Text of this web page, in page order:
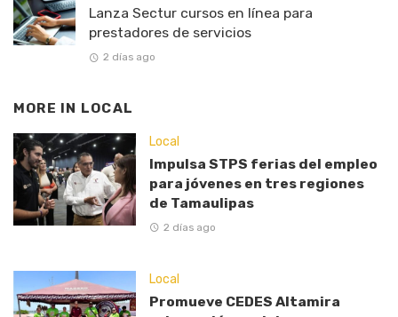
Lanza Sectur cursos en línea para
prestadores de servicios
2 días ago
MORE IN LOCAL
Local
Impulsa STPS ferias del empleo
para jóvenes en tres regiones
de Tamaulipas
2 días ago
Local
Promueve CEDES Altamira